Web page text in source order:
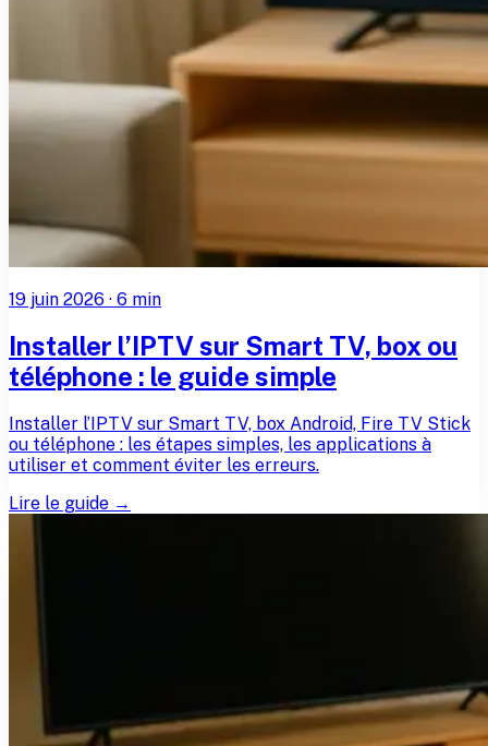
19 juin 2026 · 6 min
Installer l’IPTV sur Smart TV, box ou
téléphone : le guide simple
Installer l’IPTV sur Smart TV, box Android, Fire TV Stick
ou téléphone : les étapes simples, les applications à
utiliser et comment éviter les erreurs.
Lire le guide →